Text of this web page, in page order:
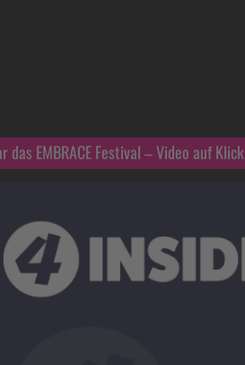
das EMBRACE Festival – Video auf Klick